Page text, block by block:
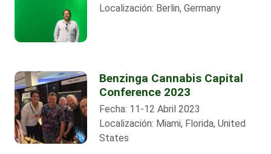
Localización: Berlin, Germany
Benzinga Cannabis Capital
Conference 2023
Fecha: 11-12 Abril 2023
Localización: Miami, Florida, United
States